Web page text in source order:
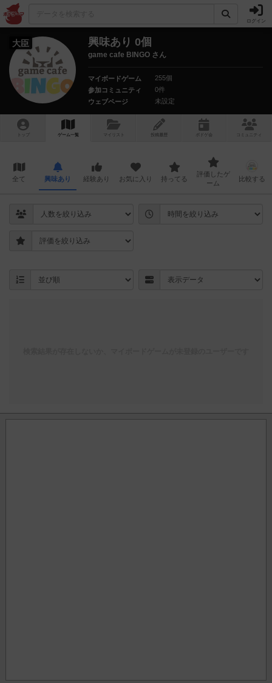
ログイン
大臣 興味あり 0個
game cafe BINGO さん
マイボードゲーム
255個
参加コミュニティ
0件
ウェブページ
未設定
トップ ゲーム一覧 マイリスト 投稿履歴 ボ ドゲ コミュニティ
全て 興味あり 経験あり お気に入り 持ってる
評価したゲ
ーム
比較する